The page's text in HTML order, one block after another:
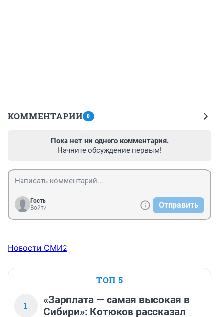
КОММЕНТАРИИ 0
Пока нет ни одного комментария.
Начните обсуждение первым!
Гость
Войти
Отправить
Новости СМИ2
ТОП 5
1
«Зарплата — самая высокая в
Сибири»: Котюков рассказал